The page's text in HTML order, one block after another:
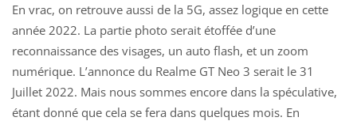
En vrac, on retrouve aussi de la 5G, assez logique en cette
année 2022. La partie photo serait étoffée d’une
reconnaissance des visages, un auto flash, et un zoom
numérique. L’annonce du Realme GT Neo 3 serait le 31
Juillet 2022. Mais nous sommes encore dans la spéculative,
étant donné que cela se fera dans quelques mois. En